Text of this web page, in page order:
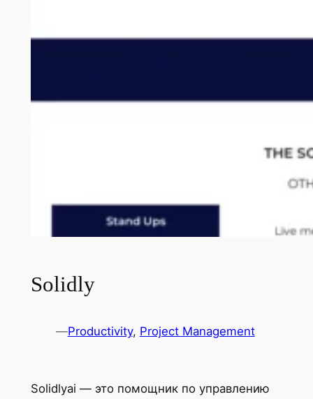
Solidly
—Productivity, Project Management
Solidlyai — это помощник по управлению